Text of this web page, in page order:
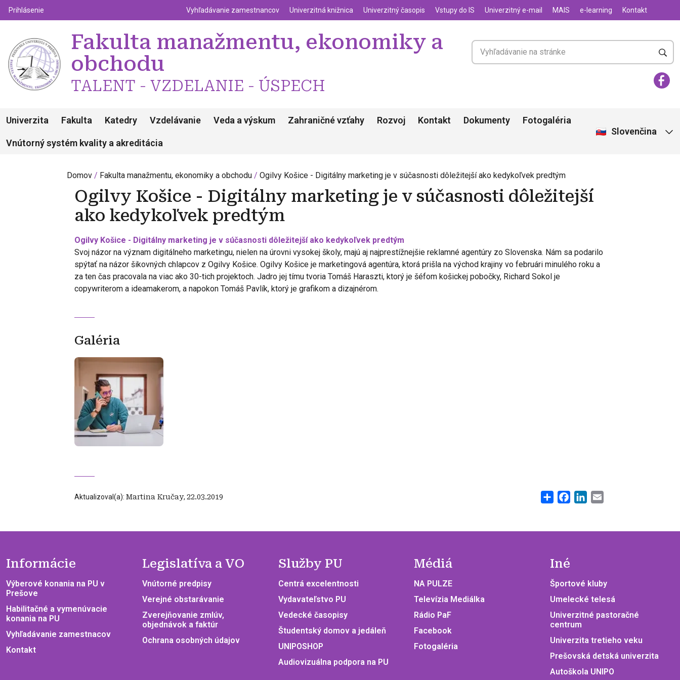
Skočiť na hlavný obsah
Používateľské menu
Prihlásenie Top menu
Vyhľadávanie zamestnancov Univerzitná knižnica Univerzitný časopis Vstupy do IS Univerzitný e-mail MAIS e-learning Kontakt
Fakulta manažmentu, ekonomiky a
obchodu
TALENT - VZDELANIE - ÚSPECH
Univerzita Fakulta Katedry Vzdelávanie Veda a výskum Zahraničné vzťahy Rozvoj Kontakt Dokumenty Fotogaléria
Vnútorný systém kvality a akreditácia
Slovenčina
Domov Fakulta manažmentu, ekonomiky a obchodu Ogilvy Košice - Digitálny marketing je v súčasnosti dôležitejší ako kedykoľvek predtým
Ogilvy Košice - Digitálny marketing je v súčasnosti dôležitejší
ako kedykoľvek predtým
Ogilvy Košice - Digitálny marketing je v súčasnosti dôležitejší ako kedykoľvek predtým
Svoj názor na význam digitálneho marketingu, nielen na úrovni vysokej školy, majú aj najprestížnejšie reklamné agentúry zo Slovenska. Nám sa podarilo
spýtať na názor šikovných chlapcov z Ogilvy Košice. Ogilvy Košice je marketingová agentúra, ktorá prišla na východ krajiny vo februári minulého roku a
za ten čas pracovala na viac ako 30-tich projektoch. Jadro jej tímu tvoria Tomáš Haraszti, ktorý je šéfom košickej pobočky, Richard Sokol je
copywriterom a ideamakerom, a napokon Tomáš Pavlík, ktorý je grafikom a dizajnérom.
Galéria
Aktualizoval(a): Martina Kručay, 22.03.2019 Share FacebookLinkedIn
Informácie
Výberové konania na PU v
Prešove
Habilitačné a vymenúvacie
konania na PU
Vyhľadávanie zamestnacov
Kontakt
Legislatíva a VO
Vnútorné predpisy
Verejné obstarávanie
Zverejňovanie zmlúv,
objednávok a faktúr
Ochrana osobných údajov
Služby PU
Centrá excelentnosti
Vydavateľstvo PU
Vedecké časopisy
Študentský domov a jedáleň
UNIPOSHOP
Audiovizuálna podpora na PU
Médiá
NA PULZE
Televízia Mediálka
Rádio PaF
Facebook
Fotogaléria
Iné
Športové kluby
Umelecké telesá
Univerzitné pastoračné
centrum
Univerzita tretieho veku
Prešovská detská univerzita
Autoškola UNIPO